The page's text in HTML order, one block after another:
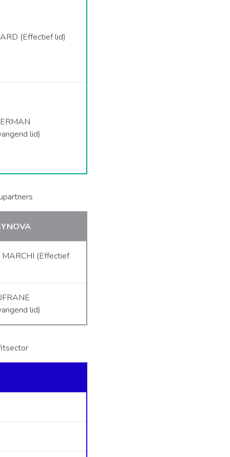
(Effectief lid)
lid)
MARCHI (Effectief
lid)